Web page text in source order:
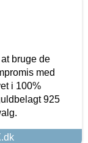
bruge de
med
i 100%
925